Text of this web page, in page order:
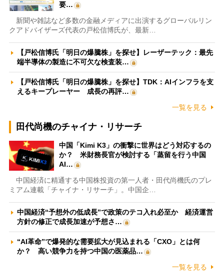
要…
新聞や雑誌など多数の金融メディアに出演するグローバルリン
クアドバイザーズ代表の戸松信博氏が、最新…
【戸松信博氏「明日の爆騰株」を探せ】レーザーテック：最先
端半導体の製造に不可欠な検査装…
【戸松信博氏「明日の爆騰株」を探せ】TDK：AIインフラを支
えるキープレーヤー 成長の再評…
一覧を見る
田代尚機のチャイナ・リサーチ
中国「Kimi K3」の衝撃に世界はどう対応するの
か？ 米財務長官が検討する「蒸留を行う中国
AI…
中国経済に精通する中国株投資の第一人者・田代尚機氏のプレ
ミアム連載「チャイナ・リサーチ」。中国企…
中国経済“予想外の低成長”で政策のテコ入れ必至か 経済運営
方針の修正で成長加速が予想さ…
“AI革命”で爆発的な需要拡大が見込まれる「CXO」とは何
か？ 高い競争力を持つ中国の医薬品…
一覧を見る